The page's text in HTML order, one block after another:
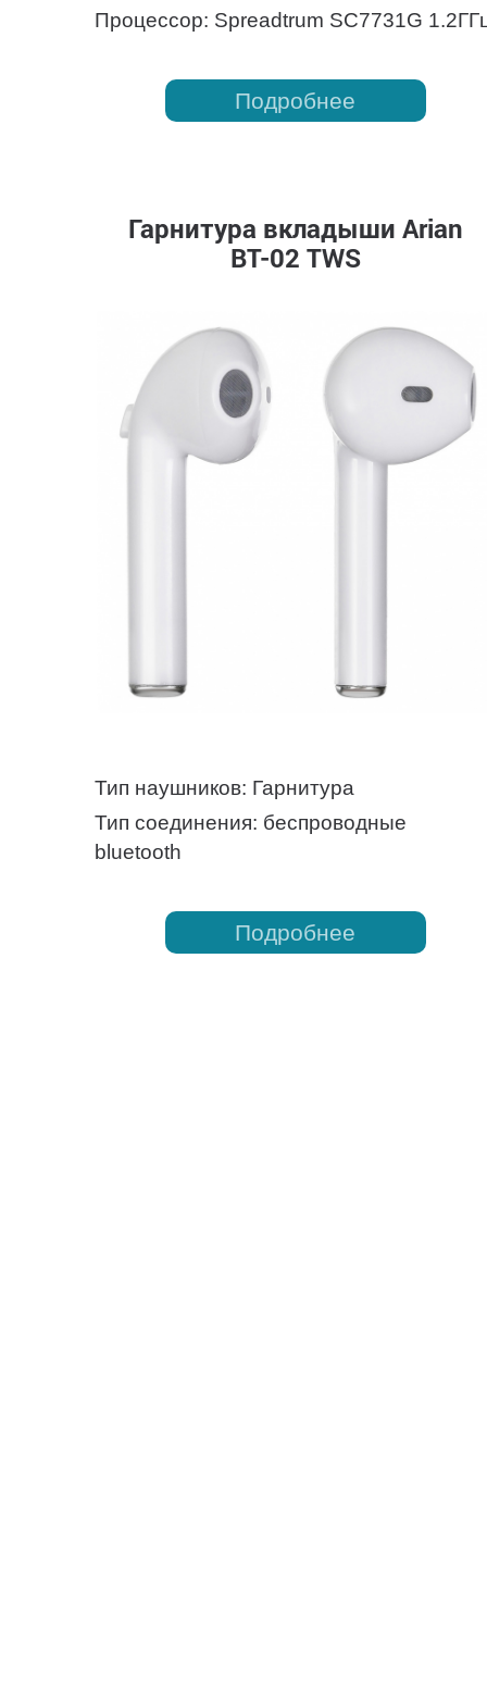
Процессор: Spreadtrum SC7731G
Подробнее
Гарнитура вкладыши Arian
BT-02 TWS
Тип наушников: Гарнитура
Тип соединения: беспроводные
bluetooth
Подробнее